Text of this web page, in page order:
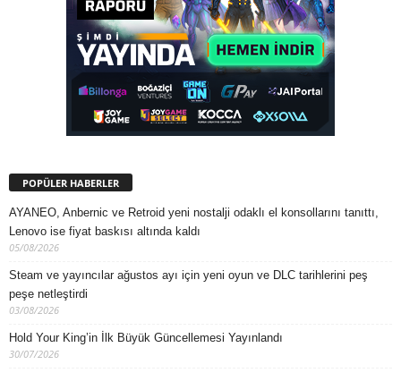
POPÜLER HABERLER
AYANEO, Anbernic ve Retroid yeni nostalji odaklı el konsollarını tanıttı,
Lenovo ise fiyat baskısı altında kaldı
05/08/2026
Steam ve yayıncılar ağustos ayı için yeni oyun ve DLC tarihlerini peş
peşe netleştirdi
03/08/2026
Hold Your King’in İlk Büyük Güncellemesi Yayınlandı
30/07/2026